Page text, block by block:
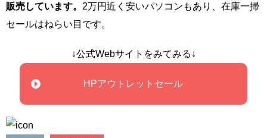
販売しています。 2万円近く安いパソコンもあり、在庫一掃
セールはねらい目です。
↓公式Webサイトをみてみる↓
HPアウトレットセール